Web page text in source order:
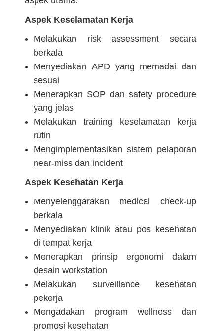
Aspek Keselamatan Kerja
Melakukan risk assessment secara
berkala
Menyediakan APD yang memadai dan
sesuai
Menerapkan SOP dan safety procedure
yang jelas
Melakukan training keselamatan kerja
rutin
Mengimplementasikan sistem pelaporan
near-miss dan incident
Aspek Kesehatan Kerja
Menyelenggarakan medical check-up
berkala
Menyediakan klinik atau pos kesehatan
di tempat kerja
Menerapkan prinsip ergonomi dalam
desain workstation
Melakukan surveillance kesehatan
pekerja
Mengadakan program wellness dan
promosi kesehatan